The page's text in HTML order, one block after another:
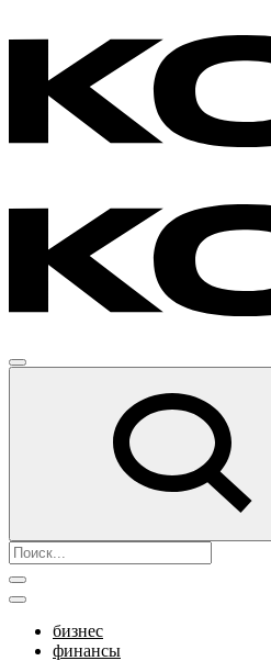
бизнес
финансы